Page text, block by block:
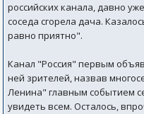
российских канала, давно
соседа сгорела дача.
равно приятно".
Канал "Россия" первым
ней зрителей, назвав
Ленина" главным событием
увидеть всем. Осталось,